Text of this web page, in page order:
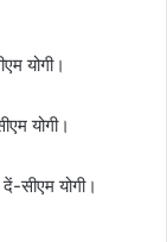
योगी।
योगी।
सीएम योगी।